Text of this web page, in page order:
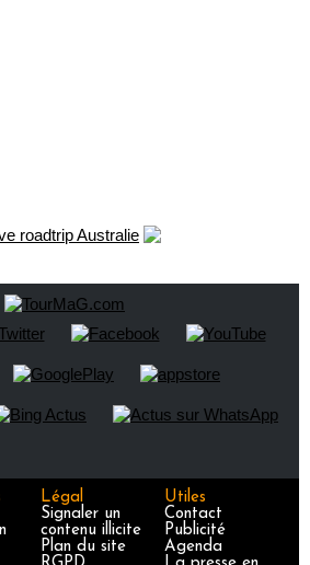
Légal
Signaler un
contenu illicite
Plan du site
Utiles
Contact
Publicité
Agenda